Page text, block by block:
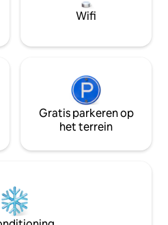
een
koelkast
is de plaats
vier
slapen.
,
Is
voor
2 - 3
moderne
warme sfeer
Wifi
Gratis parkeren op
het terrein